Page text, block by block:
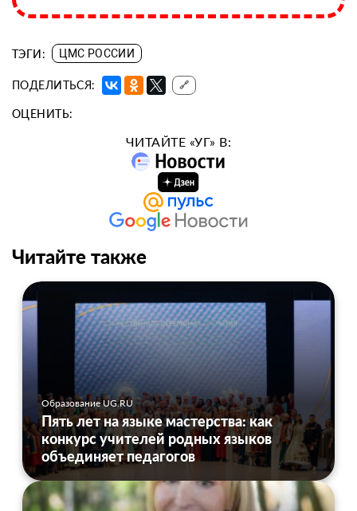
ТЭГИ: ЦМС РОССИИ
ПОДЕЛИТЬСЯ: 🔗
ОЦЕНИТЬ:
ЧИТАЙТЕ «УГ» В:
Читайте также
Образование UG.RU
Пять лет на языке мастерства: как
конкурс учителей родных языков
объединяет педагогов